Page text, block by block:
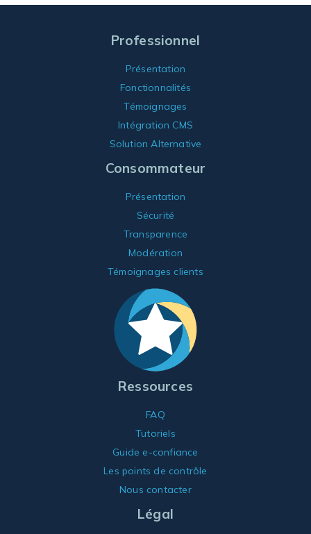
Professionnel
Présentation
Fonctionnalités
Témoignages
Intégration CMS
Solution Alternative
Consommateur
Présentation
Sécurité
Transparence
Modération
Témoignages clients
Ressources
FAQ
Tutoriels
Guide e-confiance
Les points de contrôle
Nous contacter
Légal